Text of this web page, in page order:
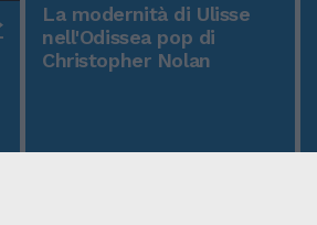
La modernità di Ulisse
nell'Odissea pop di
Christopher Nolan